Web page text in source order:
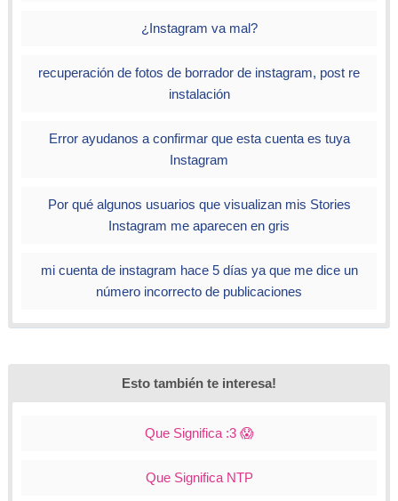
¿Instagram va mal?
recuperación de fotos de borrador de instagram, post re
instalación
Error ayudanos a confirmar que esta cuenta es tuya
Instagram
Por qué algunos usuarios que visualizan mis Stories
Instagram me aparecen en gris
mi cuenta de instagram hace 5 días ya que me dice un
número incorrecto de publicaciones
Esto también te interesa!
Que Significa :3 😱
Que Significa NTP